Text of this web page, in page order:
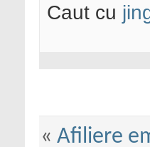
Caut cu
« Afiliere